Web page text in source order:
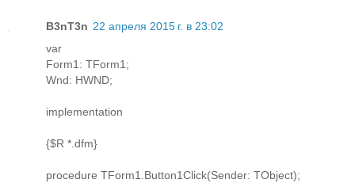
B3nT3n 22 апреля 2015 г. в 23:02
var
Form1: TForm1;
Wnd: HWND;
implementation
{$R *.dfm}
procedure TForm1.Button1Click(Sender: TObject);